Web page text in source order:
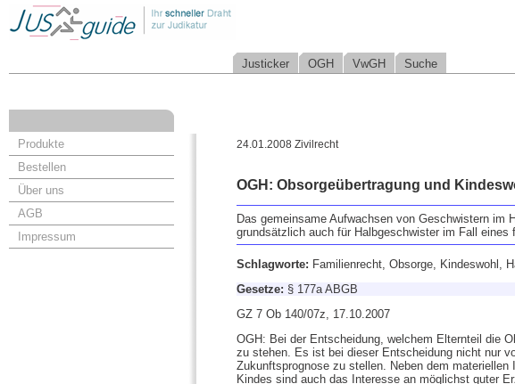
Justicker OGH VwGH Suche
Produkte
Bestellen
Über uns
AGB
Impressum
24.01.2008 Zivilrecht
OGH: Obsorgeübertragung und
Das gemeinsame Aufwachsen von Geschwistern
grundsätzlich auch für Halbgeschwister im Fall
Schlagworte: Familienrecht, Obsorge, Kindeswohl,
Gesetze: § 177a ABGB
GZ 7 Ob 140/07z, 17.10.2007
OGH: Bei der Entscheidung, welchem Elternteil die
zu stehen. Es ist bei dieser Entscheidung nicht nur
Zukunftsprognose zu stellen. Neben dem
Kindes sind auch das Interesse an möglichst guter